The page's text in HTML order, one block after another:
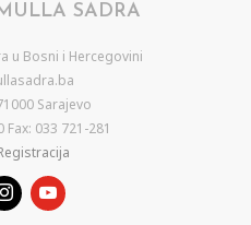
SADRA
u Bosni i Hercegovini
Sarajevo
Fax: 033 721-281